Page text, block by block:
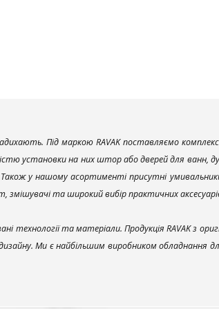
Під маркою RAVAK поставляємо
установки на них штор або дверей для ванн,
у нашому асортименті присутні
змішувачі та широкий вибір практичних
технології та матеріали. Продукція RAVAK з
Ми є найбільшим виробником обладнання